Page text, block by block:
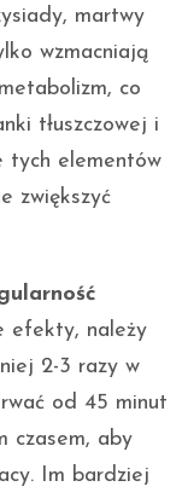
martwy
wzmacniają
co
tłuszczowej i
tych elementów
zwiększyć
efekty, należy
2-3 razy w
od 45 minut
czasem, aby
Im bardziej